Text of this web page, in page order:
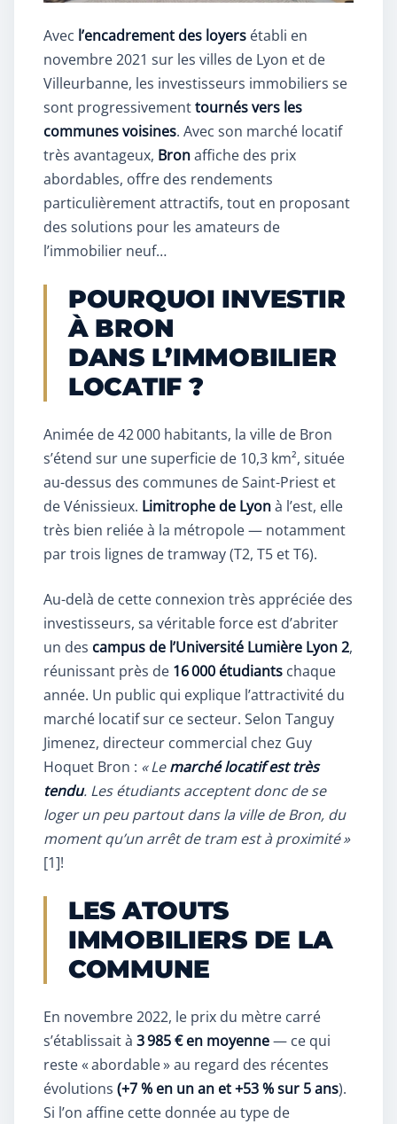
Avec l’encadrement des loyers établi en
novembre 2021 sur les villes de Lyon et de
Villeurbanne, les investisseurs immobiliers se
sont progressivementtournés vers les
communes voisines. Avec son marché locatif
très avantageux, Bronaffiche des prix
abordables, offre des rendements
particulièrement attractifs, tout en proposant
des solutions pour les amateurs de
l’immobilier neuf…
POURQUOI INVESTIR
À BRON
DANS L’IMMOBILIER
LOCATIF ?
Animée de 42 000 habitants, la ville de Bron
s’étend sur une superficie de 10,3 km², située
au-dessus des communes de Saint-Priest et
de Vénissieux. Limitrophe de Lyonà l’est, elle
très bien reliée à la métropole — notamment
par trois lignes de tramway (T2, T5 et T6).
Au-delà de cette connexion très appréciée des
investisseurs, sa véritable force est d’abriter
un des campus de l’Université Lumière Lyon 2,
réunissant près de 16 000 étudiants chaque
année. Un public qui explique l’attractivité du
marché locatif sur ce secteur. Selon Tanguy
Jimenez, directeur commercial chez Guy
Hoquet Bron : « Lemarché locatif est très
tendu. Les étudiants acceptent donc de se
loger un peu partout dans la ville de Bron, du
moment qu’un arrêt de tram est à proximité »
[1]!
LES ATOUTS
IMMOBILIERS DE LA
COMMUNE
En novembre 2022, le prix du mètre carré
s’établissait à 3 985 € en moyenne— ce qui
reste « abordable » au regard des récentes
évolutions (+7 % en un an et +53 % sur 5 ans).
Si l’on affine cette donnée au type de